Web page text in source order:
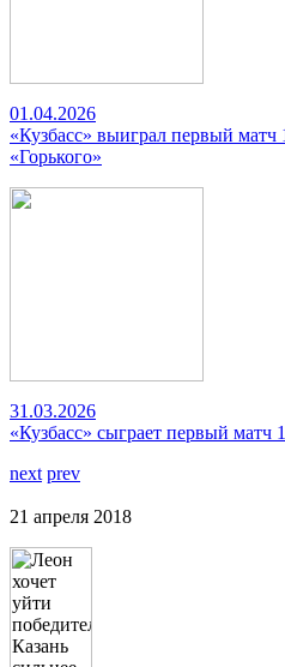
01.04.2026
«Кузбасс» выиграл первый
«Горького»
31.03.2026
«Кузбасс» сыграет первый матч
next prev
21 апреля 2018